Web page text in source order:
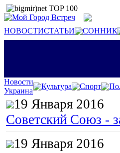
НОВОСТИСТАТЬИ СОННИК
Новости
Украина
Культура Спорт
19 Января 2016
Советский Союз -
19 Января 2016